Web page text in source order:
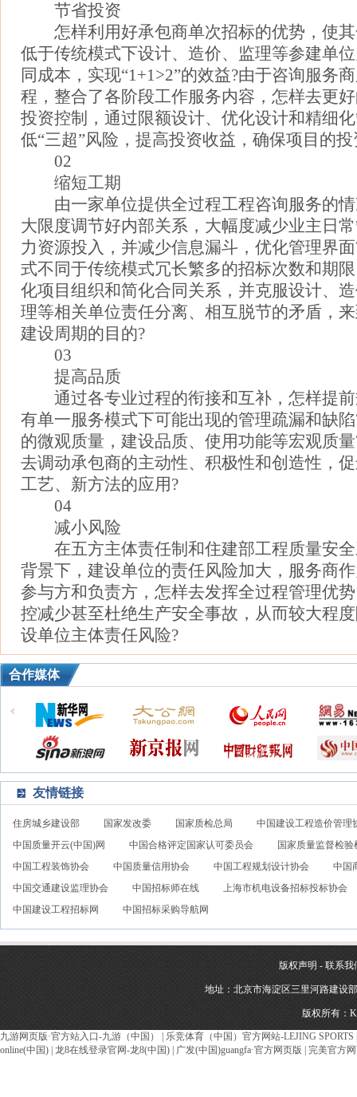
节省投资
怎样利用好承包商单次招标的优势，使其
低于传统模式下设计、造价、监理等参建单
同成本，实现“1+1>2”的效益?由于咨询服务
程，整合了各阶段工作服务内容，怎样去更
投资控制，通过限额设计、优化设计和精细
低“三超”风险，提高投资收益，确保项目的投
02
缩短工期
由一家单位提供全过程工程咨询服务的情
大限度调节好内部关系，大幅度减少业主日
力资源投入，并减少信息漏斗，优化管理界
式不同于传统模式冗长繁多的招标次数和期
化项目组织和简化合同关系，并克服设计、
理等相关单位责任分离、相互脱节的矛盾，
建设周期的目的?
03
提高品质
通过各专业过程的衔接和互补，怎样提前
有单一服务模式下可能出现的管理疏漏和缺
的微观质量，建设品质、使用功能等宏观质
去调动承包商的主动性、积极性和创造性，
工艺、新方法的应用?
04
减小风险
在五方主体责任制和住建部工程质量安全
背景下，建设单位的责任风险加大，服务商
参与方和负责方，怎样去发挥全过程管理优
控减少甚至杜绝生产安全事故，从而较大程
设单位主体责任风险?
合作媒体
友情链接
住房城乡建设部 国家发改委 国家质检总局
中国建设工程造价管理
中国质量开云(中国)网
中国合格评定国家认可委员会
国家质量监督检验
中国工程装饰协会
中国质量信用协会 中国工程规划设计协会
中国
中国交通建设监理协会
中国招标师在线
上海市机电设备招标投标协会
中国建设工程招标网
中国招标采购导航网
版权声明 - 联系我
地址：北京市海淀区三里河路建设
版权所有：
九游网页版·官方站入口-九游（中国） 乐竞体育（中国）官方网站-LEJING SPORTS
online(中国) 龙8在线登录官网-龙8(中国) 广发(中国)guangfa·官方网页版 完美官方